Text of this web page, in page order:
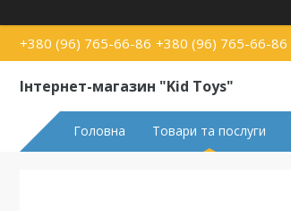
+380 (96) 765-66-86 +380 (96) 765-66-86
Інтернет-магазин "Kid Toys"
Головна Товари та послуги